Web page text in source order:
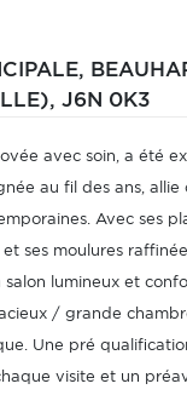
J6N 0K3
avec soin, a été
au fil des ans, allie
Avec ses
ses moulures
salon lumineux et
/ grande
Une pré
visite et un